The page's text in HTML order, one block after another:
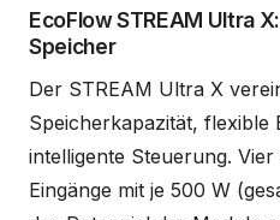
EcoFlow STREAM Ultra
Speicher
Der STREAM Ultra X
Speicherkapazität, flexible
intelligente Steuerung.
Eingänge mit je 500 W